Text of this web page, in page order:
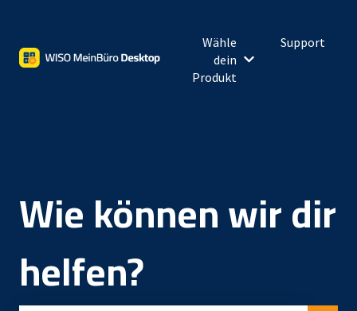
Wähle
dein
Produkt
Untermenü für
Support
Wie können wir dir
helfen?